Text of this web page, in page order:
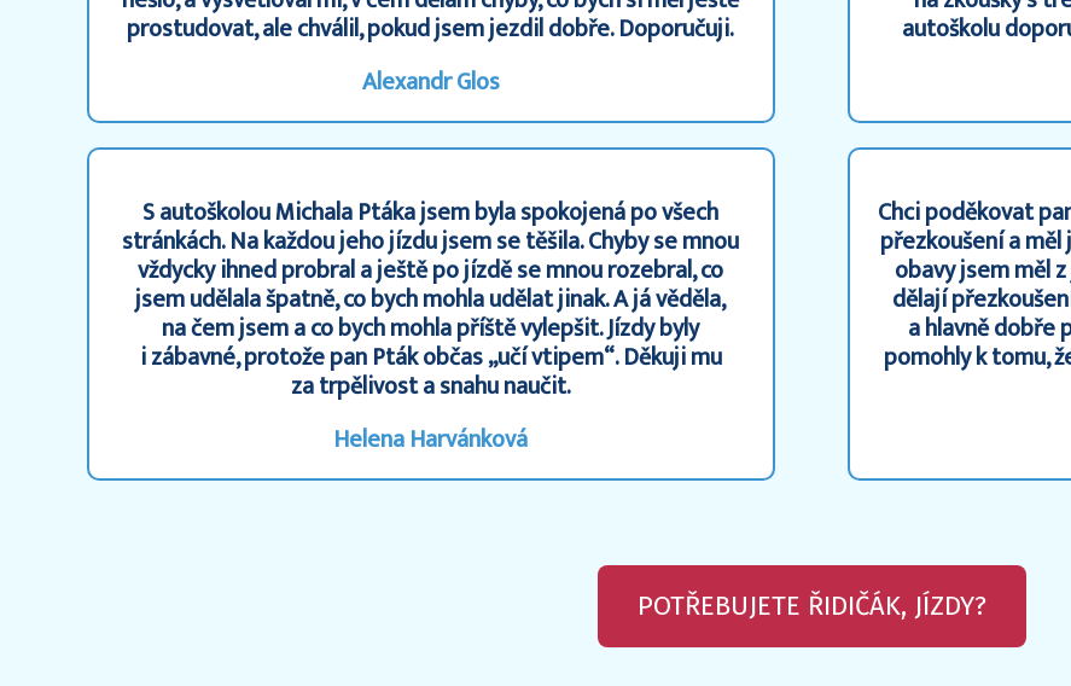
prostudovat, ale chválil, pokud jsem jezdil dobře. Doporučuji.
Alexandr Glos
S autoškolou Michala Ptáka jsem byla spokojená po všech
stránkách. Na každou jeho jízdu jsem se těšila. Chyby se mnou
vždycky ihned probral a ještě po jízdě se mnou rozebral, co
jsem udělala špatně, co bych mohla udělat jinak. A já věděla,
na čem jsem a co bych mohla příště vylepšit. Jízdy byly
i zábavné, protože pan Pták občas „učí vtipem“. Děkuji mu
za trpělivost a snahu naučit.
Helena Harvánková
autoškolu
Chci poděkovat
přezkoušení a měl
obavy jsem měl
dělají
a hlavně dobře
pomohly k tomu,
POTŘEBUJETE ŘIDIČÁK, JÍZDY?